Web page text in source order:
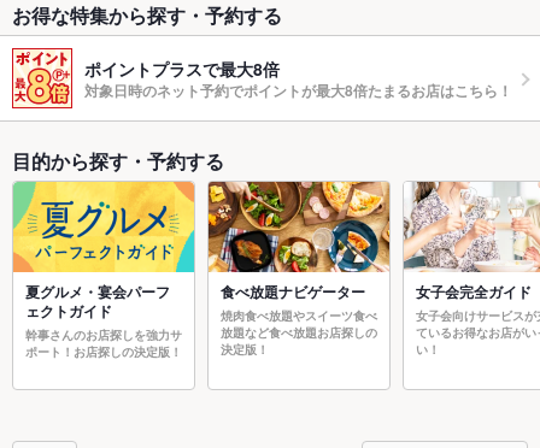
お得な特集から探す・予約する
ポイントプラスで最大8倍
対象日時のネット予約でポイントが最大8倍たまるお店はこちら！
目的から探す・予約する
夏グルメ・宴会パーフ
ェクトガイド
幹事さんのお店探しを強力サ
ポート！お店探しの決定版！
食べ放題ナビゲーター
焼肉食べ放題やスイーツ食べ
放題など食べ放題お店探しの
決定版！
女子会完全ガイド
女子会向けサービスが
ているお得なお店がい
い！